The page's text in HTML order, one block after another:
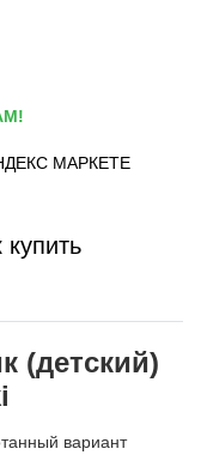
купить
(детский)
вариант